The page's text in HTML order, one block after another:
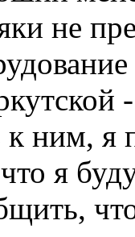
не
к ним, я
я